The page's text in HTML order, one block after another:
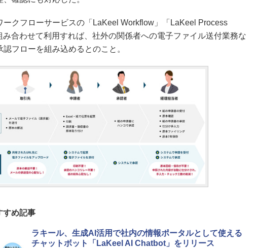
クフローサービスの「LaKeel Workflow」「LaKeel Process
み合わせて利用すれば、社外の関係者への電子ファイル送付業務な
認フローを組み込めるとのこと。
すめ記事
ラキール、生成AI活用で社内の情報ポータルとして使える
チャットボット「LaKeel AI Chatbot」をリリース